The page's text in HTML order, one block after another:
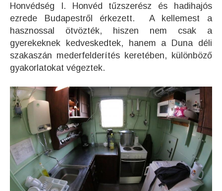
Honvédség I. Honvéd tűzszerész és hadihajós
ezrede Budapestről érkezett. A kellemest a
hasznossal ötvözték, hiszen nem csak a
gyerekeknek kedveskedtek, hanem a Duna déli
szakaszán mederfelderítés keretében, különböző
gyakorlatokat végeztek.